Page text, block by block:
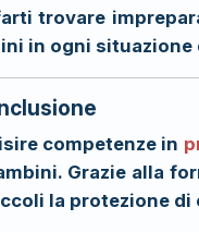
trovare
in ogni situazione
competenze in
Grazie alla
la protezione di